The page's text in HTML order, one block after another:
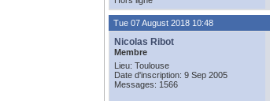
Tue 07 August 2018 10:48
Nicolas Ribot
Membre
Lieu: Toulouse
Date d'inscription: 9 Sep 2005
Messages: 1566